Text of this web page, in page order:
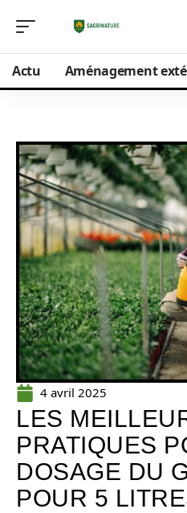
Actu Aménagement
4 avril 2025
LES
PRATIQUES
DOSAGE DU
POUR 5